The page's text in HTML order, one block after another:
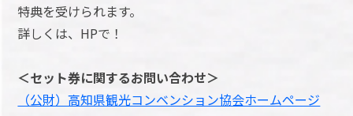
特典を受けられます。
詳しくは、HPで！
＜セット券に関するお問い合わせ＞
（公財）高知県観光コンベンション協会ホームページ